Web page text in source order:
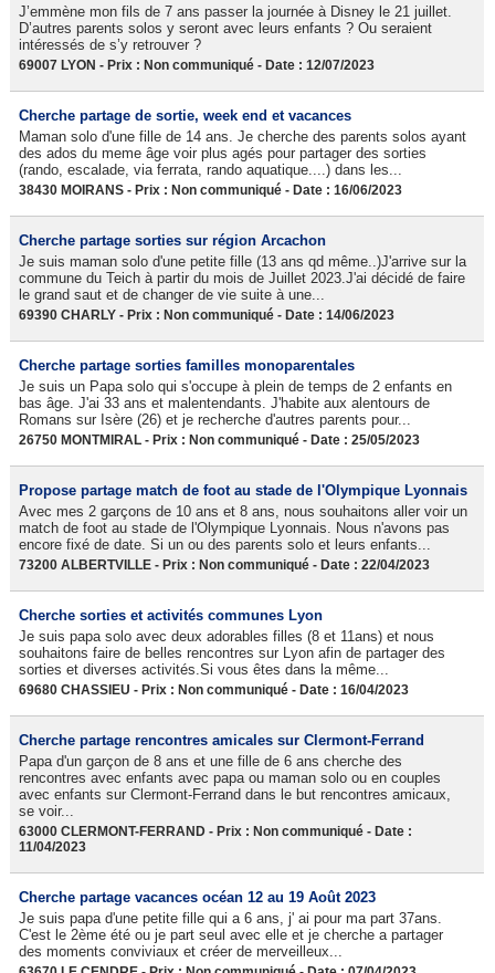
J’emmène mon fils de 7 ans passer la journée à Disney le 21 juillet.
D’autres parents solos y seront avec leurs enfants ? Ou seraient
intéressés de s’y retrouver ?
69007 LYON - Prix : Non communiqué - Date : 12/07/2023
Cherche partage de sortie, week end et vacances
Maman solo d'une fille de 14 ans. Je cherche des parents solos ayant
des ados du meme âge voir plus agés pour partager des sorties
(rando, escalade, via ferrata, rando aquatique....) dans les...
38430 MOIRANS - Prix : Non communiqué - Date : 16/06/2023
Cherche partage sorties sur région Arcachon
Je suis maman solo d'une petite fille (13 ans qd même..)J'arrive sur la
commune du Teich à partir du mois de Juillet 2023.J'ai décidé de faire
le grand saut et de changer de vie suite à une...
69390 CHARLY - Prix : Non communiqué - Date : 14/06/2023
Cherche partage sorties familles monoparentales
Je suis un Papa solo qui s'occupe à plein de temps de 2 enfants en
bas âge. J'ai 33 ans et malentendants. J'habite aux alentours de
Romans sur Isère (26) et je recherche d'autres parents pour...
26750 MONTMIRAL - Prix : Non communiqué - Date : 25/05/2023
Propose partage match de foot au stade de l'Olympique Lyonnais
Avec mes 2 garçons de 10 ans et 8 ans, nous souhaitons aller voir un
match de foot au stade de l'Olympique Lyonnais. Nous n'avons pas
encore fixé de date. Si un ou des parents solo et leurs enfants...
73200 ALBERTVILLE - Prix : Non communiqué - Date : 22/04/2023
Cherche sorties et activités communes Lyon
Je suis papa solo avec deux adorables filles (8 et 11ans) et nous
souhaitons faire de belles rencontres sur Lyon afin de partager des
sorties et diverses activités.Si vous êtes dans la même...
69680 CHASSIEU - Prix : Non communiqué - Date : 16/04/2023
Cherche partage rencontres amicales sur Clermont-Ferrand
Papa d'un garçon de 8 ans et une fille de 6 ans cherche des
rencontres avec enfants avec papa ou maman solo ou en couples
avec enfants sur Clermont-Ferrand dans le but rencontres amicaux,
se voir...
63000 CLERMONT-FERRAND - Prix : Non communiqué - Date :
11/04/2023
Cherche partage vacances océan 12 au 19 Août 2023
Je suis papa d'une petite fille qui a 6 ans, j' ai pour ma part 37ans.
C'est le 2ème été ou je part seul avec elle et je cherche a partager
des moments conviviaux et créer de merveilleux...